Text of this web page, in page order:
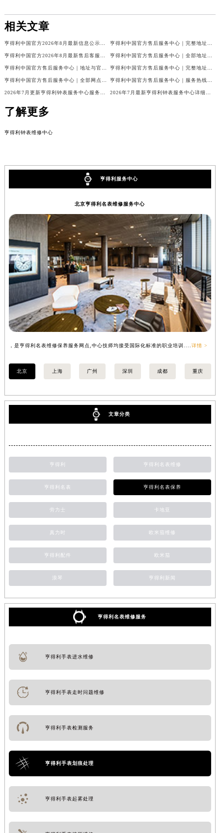
相关文章
了解更多
亨得利钟表维修中心
亨得利服务中心
北京亨得利名表维修服务中心
，是亨得利名表维修保养服务网点,中心技师均接受国际化标准的职业培训.... 详情 >
北京 上海 广州 深圳 成都 重庆
文章分类
亨得利 亨得利名表维修
亨得利名表 亨得利名表保养
劳力士 卡地亚
真力时 欧米茄维修
亨得利配件 欧米茄
浪琴 亨得利新闻
亨得利名表维修服务
亨得利手表进水维修
亨得利手表走时问题维修
亨得利手表检测服务
亨得利手表划痕处理
亨得利手表起雾处理